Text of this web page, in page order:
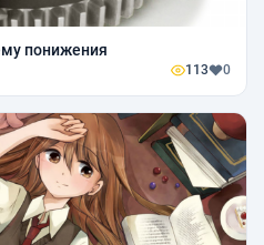
понижения
113 0